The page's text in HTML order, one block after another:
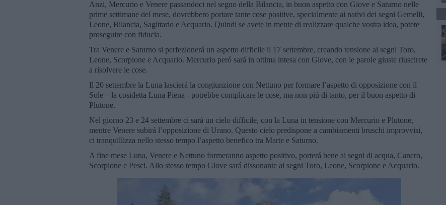
Anzi, Mercurio e Venere passandoci nel segno della Bilancia, in buon aspetto con Giove e Saturno nelle
prime settimane del mese, dovrebbero portare tante cose positive, specialmente ai nativi dei segni Gemelli,
Leone, Bilancia, Sagittario e Acquario. Quindi se avete in mente di realizzare qualche vostra idea, potete
proseguire con fiducia.
Tra Venere e Saturno si perfezionerá un aspetto difficile il 17 settembre, creando tensione ai segni Toro,
Leone, Scorpione e Acquario. Mercurio peró sará in ottima intesa con Giove, con le parole giuste riuscirete
a risolvere le cose.
Il 20 settembre la Luna lascierá la congiunzione con Nettuno per formare l’aspetto di opposizione con il
Sole – la cosidetta Luna Piena - potrebbe complicare le cose, ma non piú di tanto, per il buon aspetto di
Plutone.
Nel giorno 23 e 24 settembre ci sará un cielo difficile, con la Luna in tensione con Mercurio e Plutone,
mentre Venere subirá l’opposizione di Urano. Questo cielo predispone a cambiamenti bruschi improvvisi,
ci tranquillizza nello stesso tempo l’aspetto benefico tra Marte e Saturno.
A fine mese Luna, Venere e Nettuno formeranno aspetto positivo, porterá bene ai segni di acqua, Cancro,
Scorpione e Pesci. Allo stesso tempo Giove sará dissonante ai segni Toro, Leone, Scorpione e Acquario.